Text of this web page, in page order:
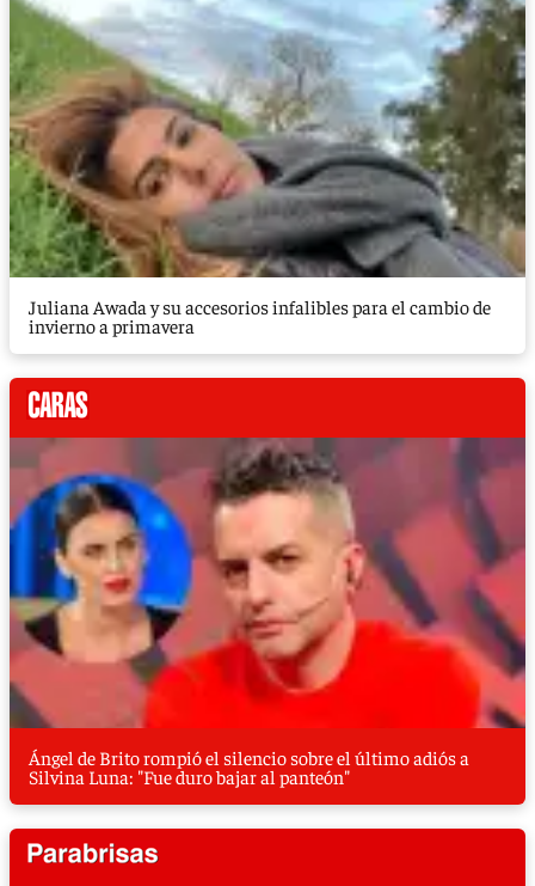
Juliana Awada y su accesorios infalibles para el cambio de
invierno a primavera
Ángel de Brito rompió el silencio sobre el último adiós a
Silvina Luna: "Fue duro bajar al panteón"